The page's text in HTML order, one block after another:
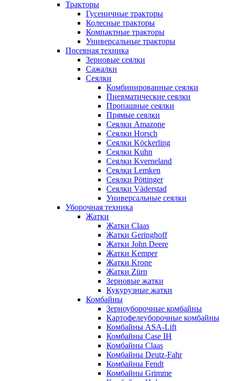
Тракторы
Гусеничные тракторы
Колесные тракторы
Компактные тракторы
Универсальные тракторы
Посевная техника
Зерновые сеялки
Сажалки
Сеялки
Комбинированные сеялки
Пневматические сеялки
Пропашные сеялки
Прямые сеялки
Сеялки Amazone
Сеялки Horsch
Сеялки Köckerling
Сеялки Kuhn
Сеялки Kverneland
Сеялки Lemken
Сеялки Pöttinger
Сеялки Väderstad
Универсальные сеялки
Уборочная техника
Жатки
Жатки Claas
Жатки Geringhoff
Жатки John Deere
Жатки Kemper
Жатки Krone
Жатки Zürn
Зерновые жатки
Кукурузные жатки
Комбайны
Зерноуборочные комбайны
Картофелеуборочные комбайны
Комбайны ASA-Lift
Комбайны Case IH
Комбайны Claas
Комбайны Deutz-Fahr
Комбайны Fendt
Комбайны Grimme